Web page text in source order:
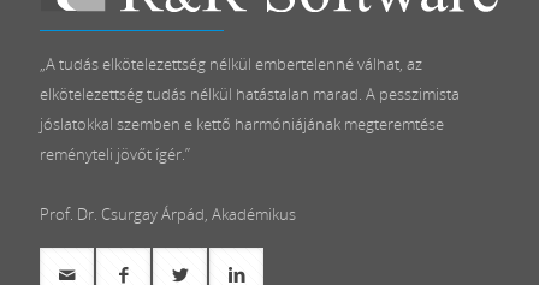
„A tudás elkötelezettség nélkül embertelenné válhat, az
elkötelezettség tudás nélkül hatástalan marad. A pesszimista
jóslatokkal szemben e kettő harmóniájának megteremtése
reményteli jövőt ígér.”
Prof. Dr. Csurgay Árpád, Akadémikus